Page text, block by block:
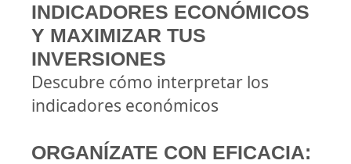
INDICADORES ECONÓMICOS
Y MAXIMIZAR TUS
INVERSIONES
Descubre cómo interpretar los
indicadores económicos
ORGANÍZATE CON EFICACIA: